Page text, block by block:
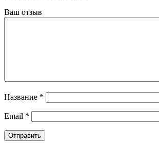
Ваш отзыв
Название *
Email *